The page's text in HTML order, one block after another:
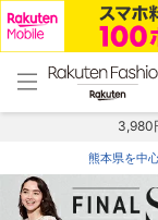
menu home
トップ
3,980
熊本県を中